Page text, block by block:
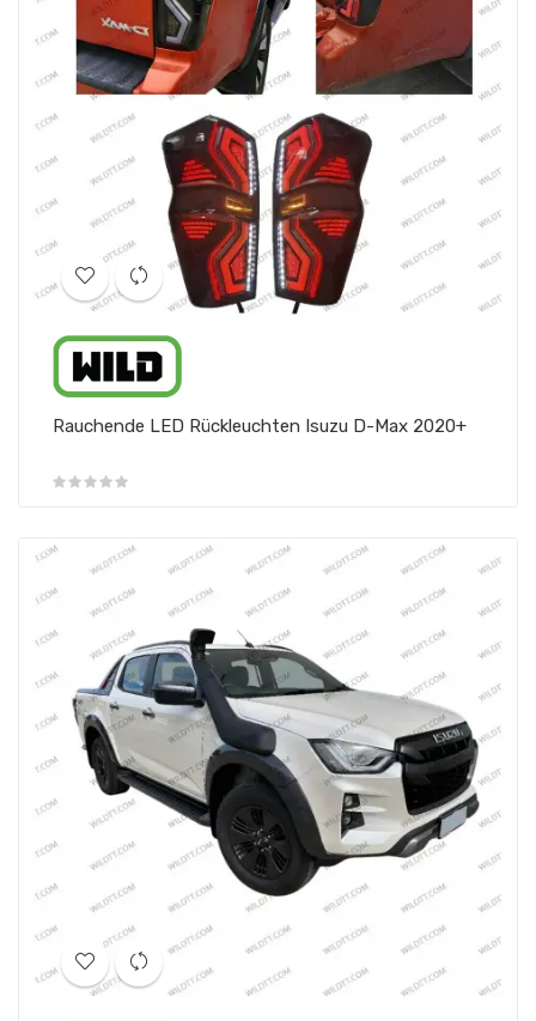
Rauchende LED Rückleuchten Isuzu D-Max 2020+